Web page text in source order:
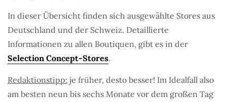
In dieser Übersicht finden sich ausgewählte Stores aus
Deutschland und der Schweiz. Detaillierte
Informationen zu allen Boutiquen, gibt es in der
Selection Concept-Stores.
Redaktionstipp: je früher, desto besser! Im Idealfall also
am besten neun bis sechs Monate vor dem großen Tag